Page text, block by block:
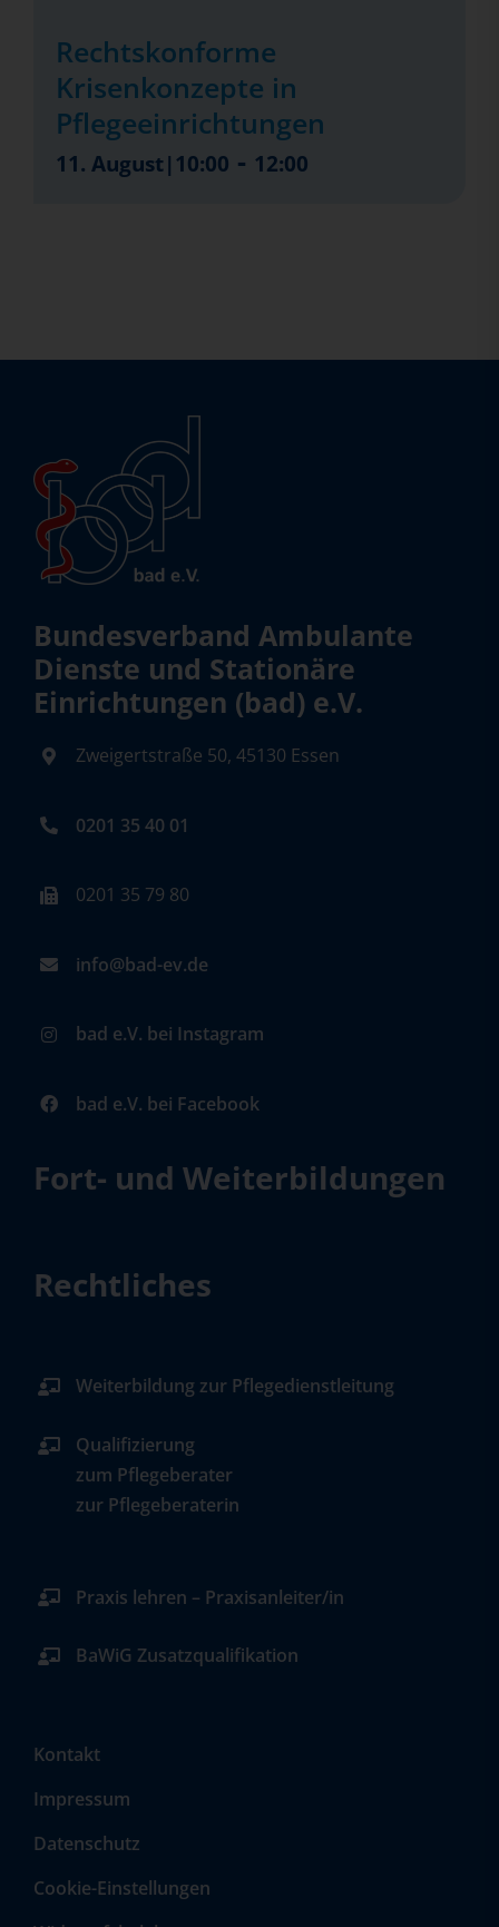
Rechtskonforme
Krisenkonzepte in
Pflegeeinrichtungen
11. August|10:00 - 12:00
Bundesverband Ambulante
Dienste und Stationäre
Einrichtungen (bad) e.V.
Zweigertstraße 50, 45130 Essen
0201 35 40 01
0201 35 79 80
info@bad-ev.de
bad e.V. bei Instagram
bad e.V. bei Facebook
Fort- und Weiterbildungen
Rechtliches
Weiterbildung zur Pflegedienstleitung
Qualifizierung
zum Pflegeberater
zur Pflegeberaterin
Praxis lehren – Praxisanleiter/in
BaWiG Zusatzqualifikation
Kontakt
Impressum
Datenschutz
Cookie-Einstellungen